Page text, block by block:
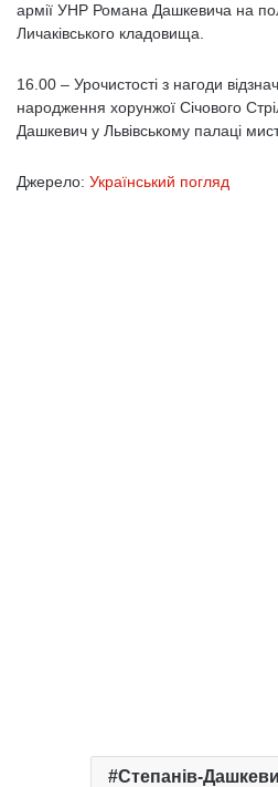
армії УНР Романа Дашкевича на
Личаківського кладовища.
16.00 – Урочистості з нагоди
народження хорунжої Січового
Дашкевич у Львівському палаці
Джерело: Український погляд
Степанів-